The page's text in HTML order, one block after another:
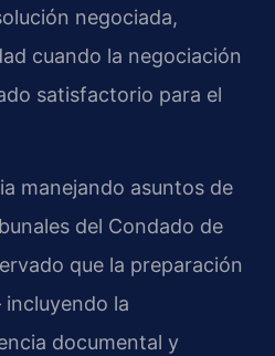
negociada,
cuando la negociación
satisfactorio para el
manejando asuntos de
del Condado de
que la preparación
la
documental y